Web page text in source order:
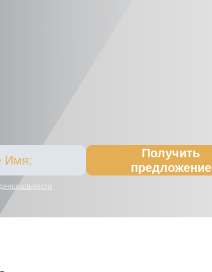
Получить
предложение